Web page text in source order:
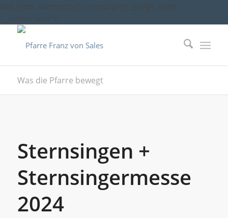
add_filter( 'elementor/frontend/print_google_fonts',
'__return_false' );
Was die Pfarre bewegt
Sternsingen +
Sternsingermesse
2024